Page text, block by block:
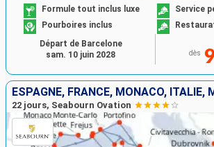
Formule tout inclus luxe
Service
Pourboires inclus
dès
Départ de Barcelone
sam. 10 juin 2028
22 jours, Seabourn Ovation